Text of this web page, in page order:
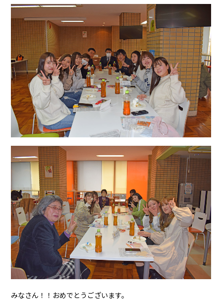
みなさん！！おめでとうございます。